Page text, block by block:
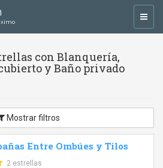
con Blanquería,
y Baño privado
Mostrar filtros
Entre Ombúes y Tilos
2 estrellas